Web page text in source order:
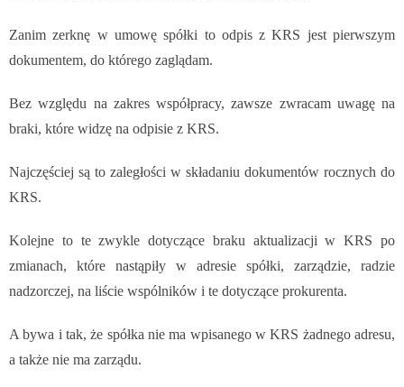
Zanim zerknę w umowę spółki to odpis z KRS jest pierwszym
dokumentem, do którego zaglądam.
Bez względu na zakres współpracy, zawsze zwracam uwagę na
braki, które widzę na odpisie z KRS.
Najczęściej są to zaległości w składaniu dokumentów rocznych do
KRS.
Kolejne to te zwykle dotyczące braku aktualizacji w KRS po
zmianach, które nastąpiły w adresie spółki, zarządzie, radzie
nadzorczej, na liście wspólników i te dotyczące prokurenta.
A bywa i tak, że spółka nie ma wpisanego w KRS żadnego adresu,
a także nie ma zarządu.